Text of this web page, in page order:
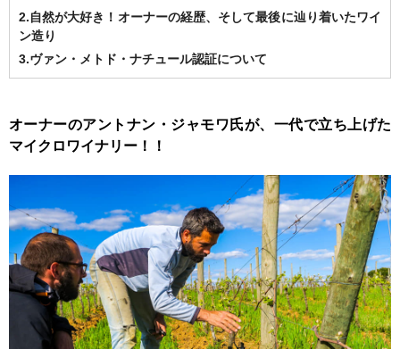
2.自然が大好き！オーナーの経歴、そして最後に辿り着いたワイ
ン造り
3.ヴァン・メトド・ナチュール認証について
オーナーのアントナン・ジャモワ氏が、一代で立ち上げた
マイクロワイナリー！！